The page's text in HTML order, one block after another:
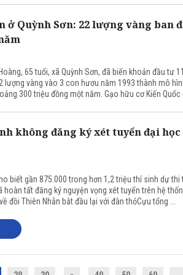
ở Quỳnh Sơn: 22 lượng vàng ban
65 tuổi, xã Quỳnh Sơn, đã biến khoản đầu tư
lượng vàng vào 3 con hươu năm 1993 thành mô
300 triệu đồng một năm. Gạo hữu cơ Kiến Quốc
không đăng ký xét tuyển đại học
biết gần 875.000 trong hơn 1,2 triệu thí sinh dự thi
hoàn tất đăng ký nguyện vọng xét tuyển trên hệ
đồi Thiên Nhẫn bắt đầu lại với đàn thỏCựu tổng ...